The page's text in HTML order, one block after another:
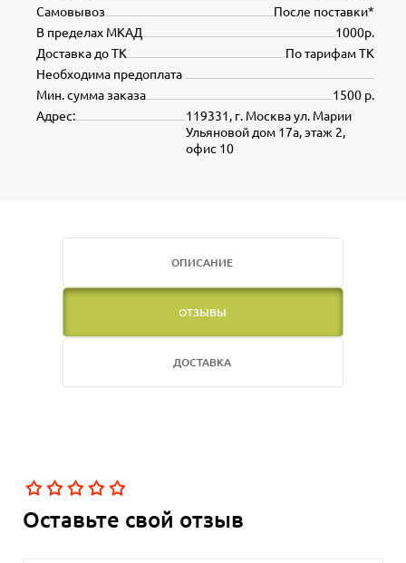
После поставки*
Самовывоз
1000р.
В пределах МКАД
По тарифам ТК
Доставка до ТК
Необходима предоплата
1500 р.
Мин. сумма заказа
119331, г. Москва ул. Марии
Ульяновой дом 17а, этаж 2,
офис 10
Адрес:
ОПИСАНИЕ
ОТЗЫВЫ
ДОСТАВКА
Оставьте свой отзыв